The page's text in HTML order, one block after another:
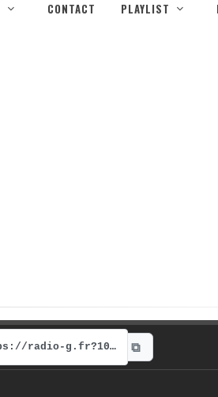
CONTACT PLAYLIST
https://radio-g.fr?1037 ⧉